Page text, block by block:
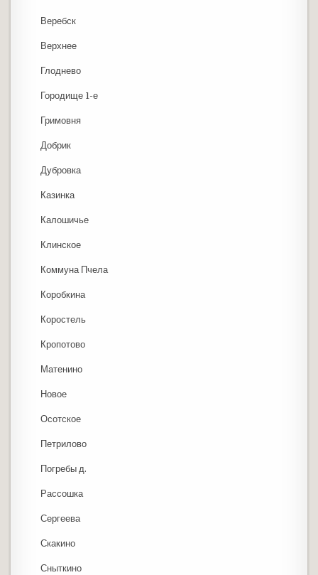
Веребск
Верхнее
Глоднево
Городище 1-е
Гримовня
Добрик
Дубровка
Казинка
Калошичье
Клинское
Коммуна Пчела
Коробкина
Коростель
Кропотово
Матенино
Новое
Осотское
Петрилово
Погребы д.
Рассошка
Сергеева
Скакино
Сныткино